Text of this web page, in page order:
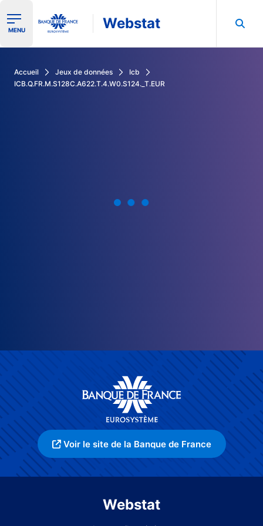
Ouvrir le menu de navigation
MENU Webstat
Accueil Jeux de données
Icb
ICB.Q.FR.M.S128C.A622.T.4.W0.S124._T.EUR
Voir le site de la Banque de France
Webstat